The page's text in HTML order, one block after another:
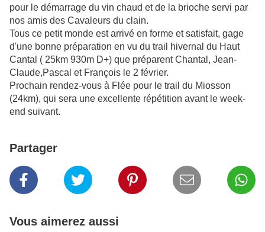
pour le démarrage du vin chaud et de la brioche servi par
nos amis des Cavaleurs du clain.
Tous ce petit monde est arrivé en forme et satisfait, gage
d'une bonne préparation en vu du trail hivernal du Haut
Cantal ( 25km 930m D+) que préparent Chantal, Jean-
Claude,Pascal et François le 2 février.
Prochain rendez-vous à Flée pour le trail du Miosson
(24km), qui sera une excellente répétition avant le week-
end suivant.
Partager
Vous aimerez aussi